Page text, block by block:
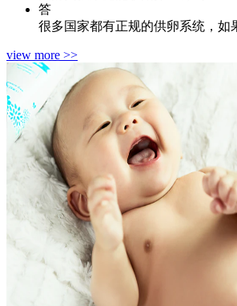
答
很多国家都有正规的供卵系统，如
view more >>